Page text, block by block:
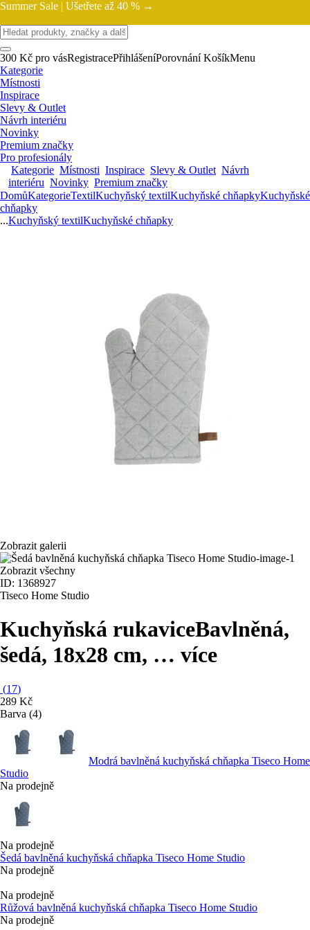
Summer Sale | Ušetřete až 40 % →
300 Kč pro vásRegistracePřihlášeníPorovnání KošíkMenu
Kategorie
Místnosti
Inspirace
Slevy & Outlet
Návrh interiéru
Novinky
Premium značky
Pro profesionály
Kategorie Místnosti Inspirace Slevy & Outlet Návrh
interiéru Novinky Premium značky
DomůKategorieTextilKuchyňský textilKuchyňské chňapkyKuchyňské
chňapky
...Kuchyňský textilKuchyňské chňapky
Zobrazit galerii
Zobrazit všechny
ID: 1368927
Tiseco Home Studio
Kuchyňská rukaviceBavlněná,
šedá, 18x28 cm, … více
(17)
289 Kč
Barva (4)
Modrá bavlněná kuchyňská chňapka Tiseco Home
Studio
Na prodejně
Na prodejně
Šedá bavlněná kuchyňská chňapka Tiseco Home Studio
Na prodejně
Na prodejně
Růžová bavlněná kuchyňská chňapka Tiseco Home Studio
Na prodejně